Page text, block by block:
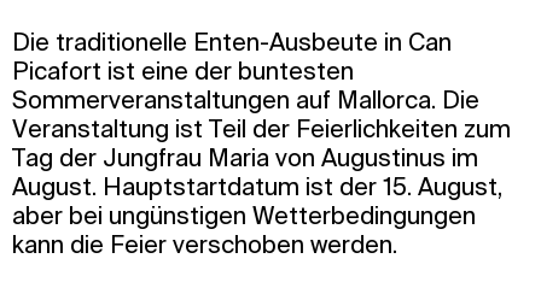
Die traditionelle Enten-Ausbeute in Can
Picafort ist eine der buntesten
Sommerveranstaltungen auf Mallorca. Die
Veranstaltung ist Teil der Feierlichkeiten zum
Tag der Jungfrau Maria von Augustinus im
August. Hauptstartdatum ist der 15. August,
aber bei ungünstigen Wetterbedingungen
kann die Feier verschoben werden.